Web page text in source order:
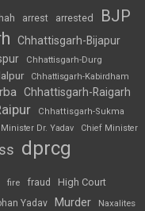
arrest arrested BJP
Chhattisgarh-Bijapur
Chhattisgarh-Durg
Chhattisgarh-Kabirdham
Chhattisgarh-Raigarh
Chhattisgarh-Sukma
Dr. Yadav Chief Minister
dprcg
fire fraud High Court
Yadav Murder Naxalites